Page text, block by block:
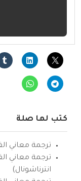
كتب لها صلة
ترجمة معاني
ترجمة معاني
انترناشونال)